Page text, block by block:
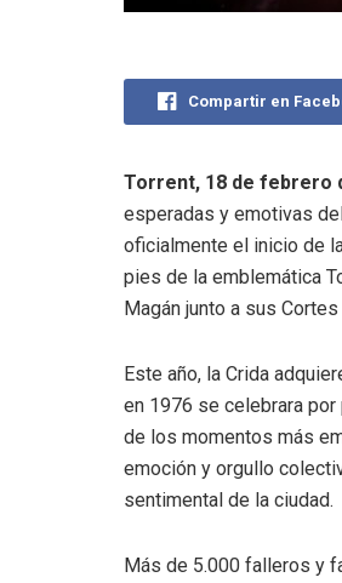
Compartir en
Torrent, 18 de febrero
esperadas y emotivas
oficialmente el inicio de
pies de la emblemática
Magán junto a sus
Este año, la Crida
en 1976 se celebrara
de los momentos más
emoción y orgullo
sentimental de la ciudad.
Más de 5.000 falleros y